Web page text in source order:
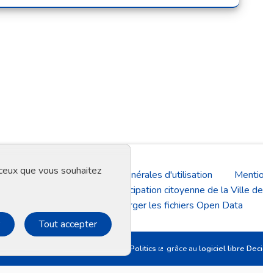
Aide Conditions générales d'utilisation
La plateforme de participation citoyenne de la Ville
Télécharger les fichiers Open Data
Open Source Politics
(Lien externe)
grâce aulogiciel libre
que vous souhaitez
Tout accepter